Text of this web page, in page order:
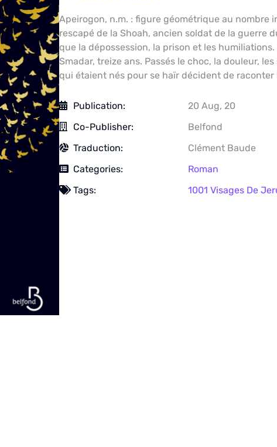
Apeirogon, n.m. : figure géométrique au nombre
rescapé de la Shoah, ancien soldat de la guerre
que la dépossession, la prison et les
Smadar, treize ans. Passés le choc, la douleur,
qui étaient nés pour se haïr décident de
Publication:
20 Aug, 20
Co-Publisher:
Belfond
Traduction:
Clément Baude
Categories:
Roman
Tags:
1001 Visages De